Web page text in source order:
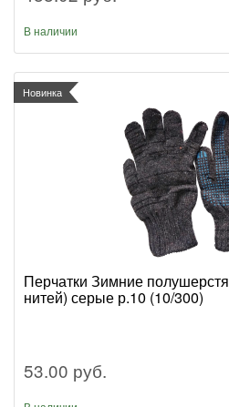
В наличии
Новинка
Перчатки Зимние
нитей) серые р.10 (10/300)
53.00 руб.